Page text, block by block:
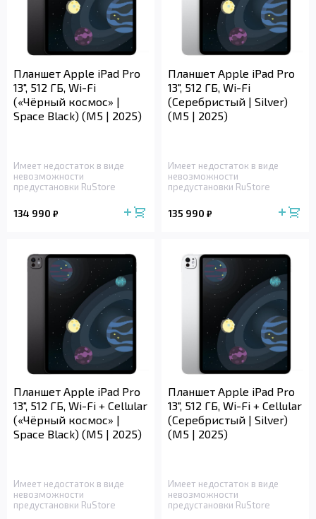
Планшет Apple iPad Pro
13", 512 ГБ, Wi-Fi
(«Чёрный космос» |
Space Black) (M5 | 2025)
Имеет недостаток в виде
невозможности
предустановки RuStore
134 990 ₽
Планшет Apple iPad Pro
13", 512 ГБ, Wi-Fi
(Серебристый | Silver)
(M5 | 2025)
Имеет недостаток в виде
невозможности
предустановки RuStore
135 990 ₽
Планшет Apple iPad Pro
13", 512 ГБ, Wi-Fi + Cellular
(«Чёрный космос» |
Space Black) (M5 | 2025)
Имеет недостаток в виде
невозможности
предустановки RuStore
Планшет Apple iPad Pro
13", 512 ГБ, Wi-Fi + Cellular
(Серебристый | Silver)
(M5 | 2025)
Имеет недостаток в виде
невозможности
предустановки RuStore